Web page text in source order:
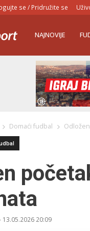
se / Pridružite se
NAJNOVIJE
Domaći fudbal
13.05.2026 20:09